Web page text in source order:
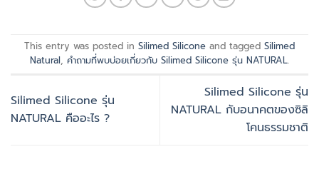
This entry was posted in Silimed Silicone and tagged Silimed
Natural, คำถามที่พบบ่อยเกี่ยวกับ Silimed Silicone รุ่น NATURAL.
Silimed Silicone รุ่น
NATURAL คืออะไร ?
Silimed Silicone รุ่น
NATURAL กับอนาคตของซิลิ
โคนธรรมชาติ